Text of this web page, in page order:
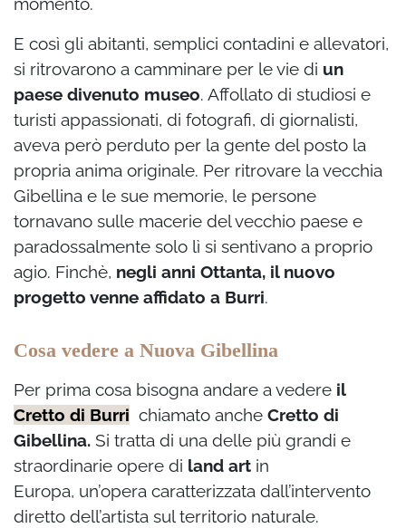
E così gli abitanti, semplici contadini e allevatori,
si ritrovarono a camminare per le vie di un
paese divenuto museo. Affollato di studiosi e
turisti appassionati, di fotografi, di giornalisti,
aveva però perduto per la gente del posto la
propria anima originale. Per ritrovare la vecchia
Gibellina e le sue memorie, le persone
tornavano sulle macerie del vecchio paese e
paradossalmente solo lì si sentivano a proprio
agio. Finchè, negli anni Ottanta, il nuovo
progetto venne affidato a Burri.
Cosa vedere a Nuova Gibellina
Per prima cosa bisogna andare a vedere il
Cretto di Burri chiamato anche Cretto di
Gibellina. Si tratta di una delle più grandi e
straordinarie opere di land art in
Europa, un’opera caratterizzata dall’intervento
diretto dell’artista sul territorio naturale.